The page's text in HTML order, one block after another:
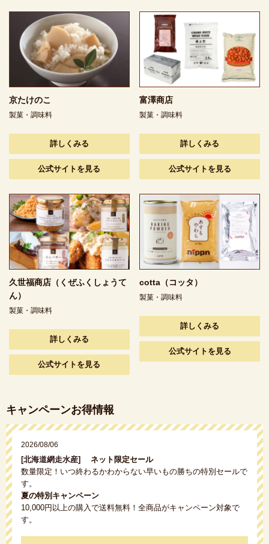
京たけのこ
製菓・調味料
詳しくみる
公式サイトを見る
富澤商店
製菓・調味料
詳しくみる
公式サイトを見る
久世福商店（くぜふくしょうて
ん）
製菓・調味料
詳しくみる
公式サイトを見る
cotta（コッタ）
製菓・調味料
詳しくみる
公式サイトを見る
キャンペーンお得情報
2026/08/06
[北海道網走水産]
ネット限定セール
数量限定！いつ終わるかわからない早いもの勝ちの特別セールで
す。
夏の特別キャンペーン
10,000円以上の購入で送料無料！全商品がキャンペーン対象で
す。